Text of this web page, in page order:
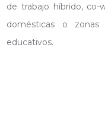
de trabajo híbrido, co-
domésticas o
educativos.